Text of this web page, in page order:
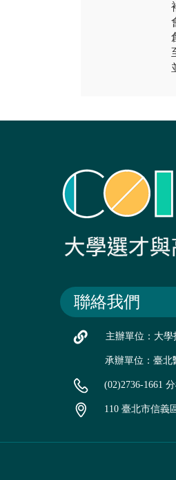
聯絡我們
主辦單位：大
承辦單位：臺北
(02)2736-1661
110 臺北市信義